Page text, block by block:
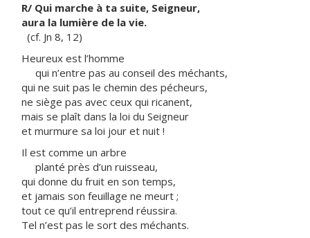
R/ Qui marche à ta suite, Seigneur,
aura la lumière de la vie.
(cf. Jn 8, 12)
Heureux est l’homme
qui n’entre pas au conseil des méchants,
qui ne suit pas le chemin des pécheurs,
ne siège pas avec ceux qui ricanent,
mais se plaît dans la loi du Seigneur
et murmure sa loi jour et nuit !
Il est comme un arbre
planté près d’un ruisseau,
qui donne du fruit en son temps,
et jamais son feuillage ne meurt ;
tout ce qu’il entreprend réussira.
Tel n’est pas le sort des méchants.